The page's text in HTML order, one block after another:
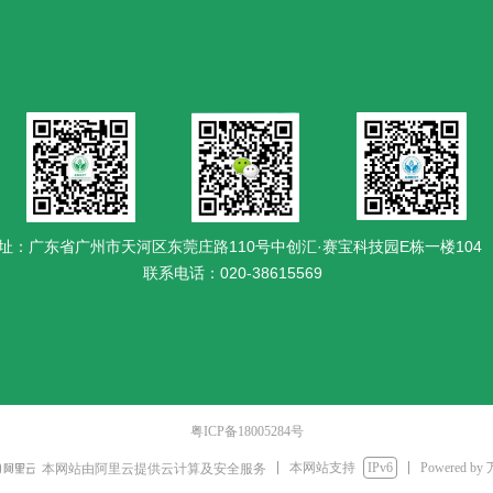
：广东省广州市天河区东莞庄路110号中创汇·赛宝科技园E栋一楼104
联系电话：020-38615569
粤ICP备18005284号
本网站由阿里云提供云计算及安全服务 本网站支持 IPv6 Powered by